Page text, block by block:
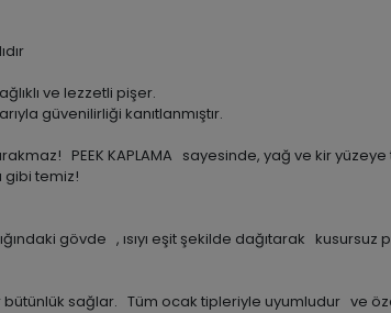
ve lezzetli pişer.
güvenilirliği kanıtlanmıştır.
PEEK KAPLAMA sayesinde, yağ ve kir
gibi temiz!
gövde , ısıyı eşit şekilde dağıtarak
sağlar. Tüm ocak tipleriyle uyumludur ve